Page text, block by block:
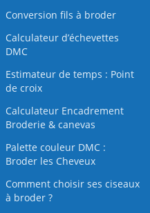
Conversion fils à broder
Calculateur d’échevettes
DMC
Estimateur de temps : Point
de croix
Calculateur Encadrement
Broderie & canevas
Palette couleur DMC :
Broder les Cheveux
Comment choisir ses ciseaux
à broder ?